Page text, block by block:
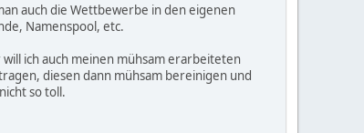
auch die Wettbewerbe in den eigenen
Namenspool, etc.
ich auch meinen mühsam erarbeiteten
diesen dann mühsam bereinigen und
so toll.